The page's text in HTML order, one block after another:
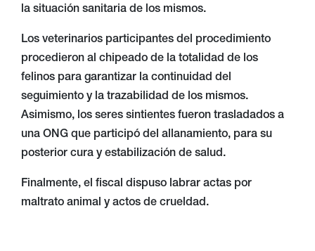
la situación sanitaria de los mismos.
Los veterinarios participantes del procedimiento
procedieron al chipeado de la totalidad de los
felinos para garantizar la continuidad del
seguimiento y la trazabilidad de los mismos.
Asimismo, los seres sintientes fueron trasladados a
una ONG que participó del allanamiento, para su
posterior cura y estabilización de salud.
Finalmente, el fiscal dispuso labrar actas por
maltrato animal y actos de crueldad.